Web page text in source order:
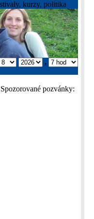
kurzy, politika
,
Spozorované pozvánky: